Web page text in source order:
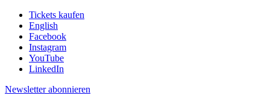
Tickets kaufen
English
Facebook
Instagram
YouTube
LinkedIn
Newsletter abonnieren